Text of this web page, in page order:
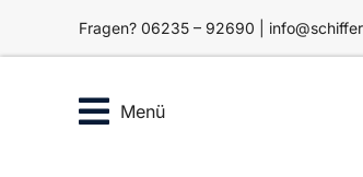
Fragen? 06235 – 92690 |
Menü